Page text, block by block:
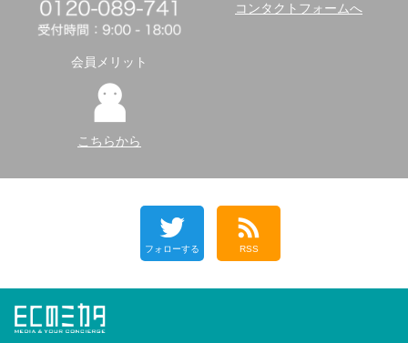
コンタクトフォームへ
会員メリット
こちらから
フォローする RSS